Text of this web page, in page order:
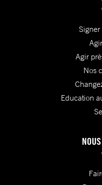
Agir
Nos
Education